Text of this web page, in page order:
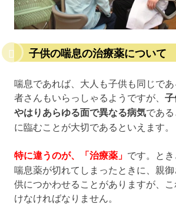
子供の喘息の治療薬について
喘息であれば、大人も子供も同じで
者さんもいらっしゃるようですが、 子
やはりあらゆる面で異なる病気であ
に臨むことが大切であるといえます。
特に違うのが、「治療薬」 です。と
喘息薬が切れてしまったときに、親
供につかわせることがありますが、
けなければなりません。